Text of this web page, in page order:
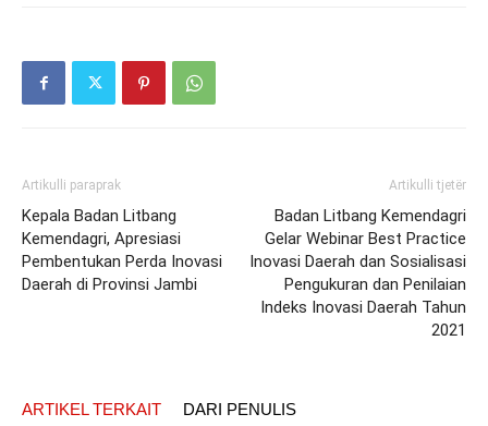
Artikulli paraprak
Kepala Badan Litbang
Kemendagri, Apresiasi
Pembentukan Perda Inovasi
Daerah di Provinsi Jambi
Artikulli tjetër
Badan Litbang Kemendagri
Gelar Webinar Best Practice
Inovasi Daerah dan Sosialisasi
Pengukuran dan Penilaian
Indeks Inovasi Daerah Tahun
2021
ARTIKEL TERKAIT DARI PENULIS